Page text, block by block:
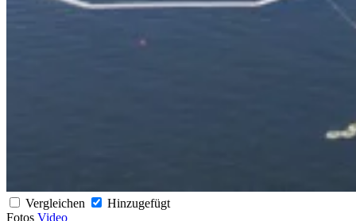
Vergleichen
Hinzugefügt
Fotos Video